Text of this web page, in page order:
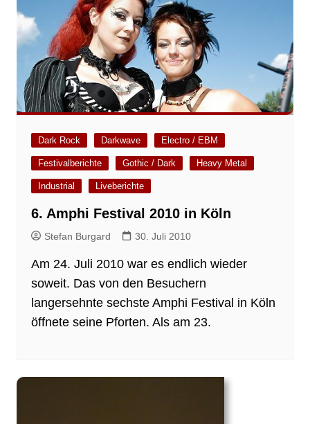
Dark Rock Darkwave Electro / EBM
Festivalberichte Gothic / Dark Heavy Metal
Industrial Liveberichte
6. Amphi Festival 2010 in Köln
Stefan Burgard 30. Juli 2010
Am 24. Juli 2010 war es endlich wieder
soweit. Das von den Besuchern
langersehnte sechste Amphi Festival in Köln
öffnete seine Pforten. Als am 23.